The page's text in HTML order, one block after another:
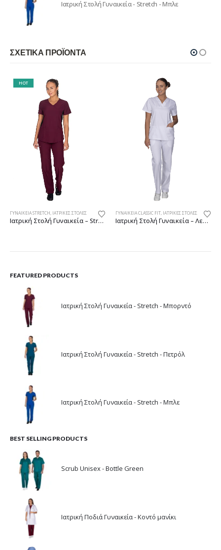
Ιατρική Στολή Γυναικεία - Stretch - Μπλε
ΣΧΕΤΙΚΆ ΠΡΟΪΌΝΤΑ
HOT
ΓΥΝΑΙΚΕΊΑ STRETCH, ΙΑΤΡΙΚΈΣ ΣΤΟΛΈΣ
Ιατρική Στολή Γυναικεία – Stretch – Μπορντό
ΓΥΝΑΙΚΕΊΑ CLASSIC FIT, ΙΑΤΡΙΚΈΣ ΣΤΟΛΈΣ
Ιατρική Στολή Γυναικεία – Λευκή
FEATURED PRODUCTS
Ιατρική Στολή Γυναικεία - Stretch - Μπορντό
Ιατρική Στολή Γυναικεία - Stretch - Πετρόλ
Ιατρική Στολή Γυναικεία - Stretch - Μπλε
BEST SELLING PRODUCTS
Scrub Unisex - Bottle Green
Ιατρική Ποδιά Γυναικεία - Κοντό μανίκι